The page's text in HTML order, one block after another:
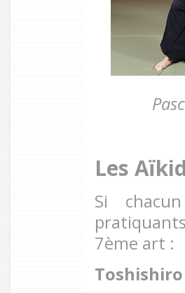
Les
Si
7ème art :